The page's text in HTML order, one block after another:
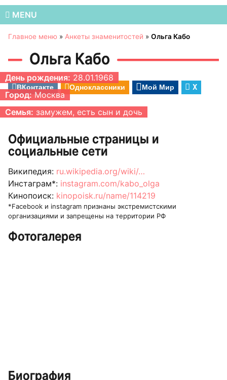
MENU
Главное меню » Анкеты знаменитостей » Ольга Кабо
Ольга Кабо
ВКонтакте Одноклассники Мой Мир X
День рождения: 28.01.1968
Город: Москва
Семья: замужем, есть сын и дочь
Официальные страницы и
социальные сети
Википедия: ru.wikipedia.org/wiki/…
Инстаграм*: instagram.com/kabo_olga
Кинопоиск: kinopoisk.ru/name/114219
*Facebook и instagram признаны экстремистскими
организациями и запрещены на территории РФ
Фотогалерея
Биография